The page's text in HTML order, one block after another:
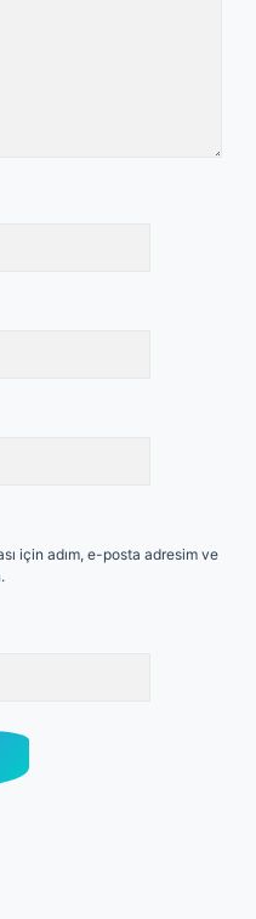
için adım, e-posta adresim ve